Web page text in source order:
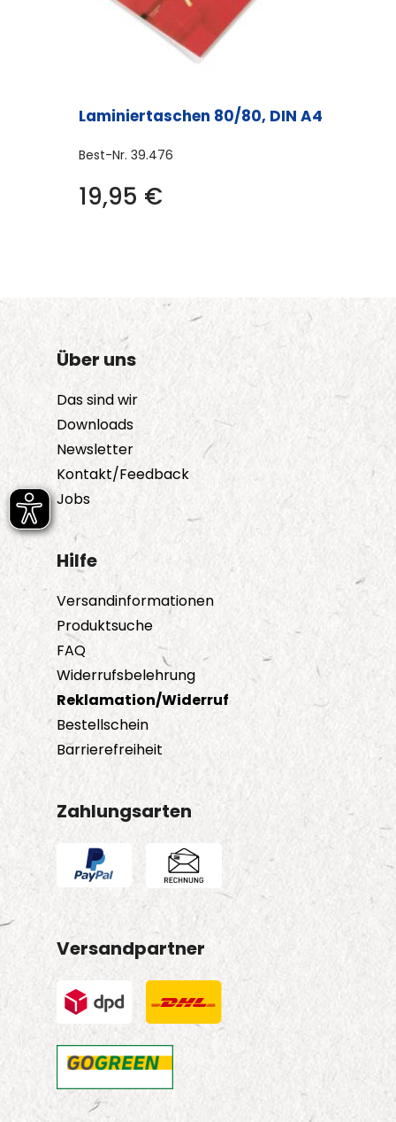
Laminiertaschen 80/80, DIN A4
Best-Nr. 39.476
19,95 €
Über uns
Das sind wir
Downloads
Newsletter
Kontakt/Feedback
Jobs
Hilfe
Versandinformationen
Produktsuche
FAQ
Widerrufsbelehrung
Reklamation/Widerruf
Bestellschein
Barrierefreiheit
Zahlungsarten
Versandpartner